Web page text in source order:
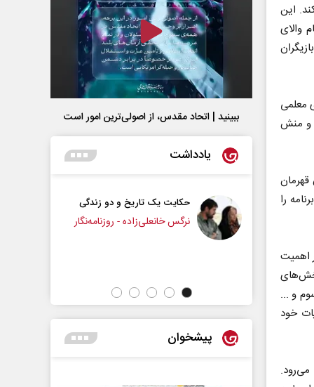
این
والای
معلمی
و منش
را
اهمیت
سلامت جسمی و روانی آنان روی آنتن رادیو سلامت می‌رود. این برنامه شامل بخش‎‌های
و ...
خود
ببینید | اتحاد مقدس، از اصولی‌ترین امور است
یادداشت
حکایت یک تاریخ و دو زندگی
نرگس خانعلی‌زاده - روزنامه‌نگار
چرایی عقب‌نشینی ترامپ؟
پیشخوان